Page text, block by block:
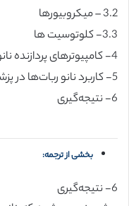
3.2 – میکروبیورها
3.3- کلوتوسیت ها
4- کامپیوترهای پردازنده نانو ربات‌ها
5- کاربرد نانو ربات‌ها در پزشکی
6- نتیجه‌گیری
بخشی از ترجمه:
6- نتیجه‌گیری